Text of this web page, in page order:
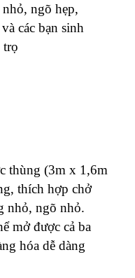
ngõ hẹp,
các bạn sinh
trọ
thùng (3m x 1,6m
thích hợp chở
nhỏ, ngõ nhỏ.
mở được cả ba
hóa dễ dàng